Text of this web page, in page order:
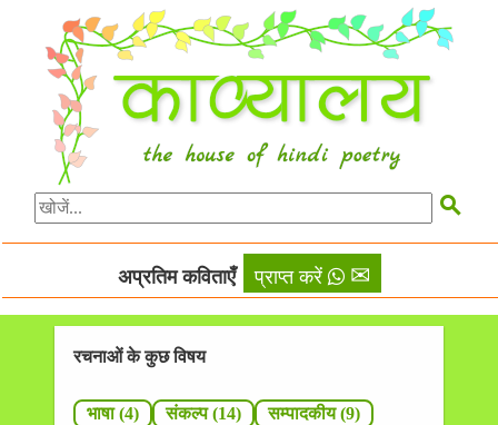

अप्रतिम कविताएँ प्राप्त करें ✉
रचनाओं के कुछ विषय
भाषा (4) संकल्प (14) सम्पादकीय (9)